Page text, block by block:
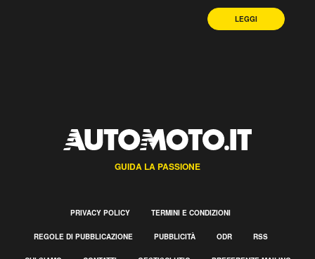
LEGGI
GUIDA LA PASSIONE
PRIVACY POLICY TERMINI E CONDIZIONI
REGOLE DI PUBBLICAZIONE PUBBLICITÀ ODR RSS